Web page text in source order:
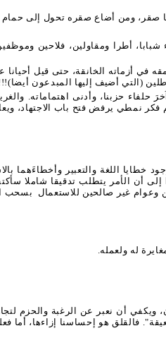
صقر، ومن أضاع صقره تحول إلى
أطرا ومقاولين، فلاحين
في أزماته الخانقة، حتى قيل أحيانا
(التي أضيف إليها المبدعون
حزبنا، وأدنى اهتماماته.
نمطي يرفض فتح باب الاجتهاد،
اللغة والتعبير وأخطاءَهما
أن الأمر يتطلب تدقيقا شاملا
غير صالحين للاستعمال
بسحب
أن نعبر عن الرغبة والحزم
فالقلق هو إحساسنا إزاءها، أما